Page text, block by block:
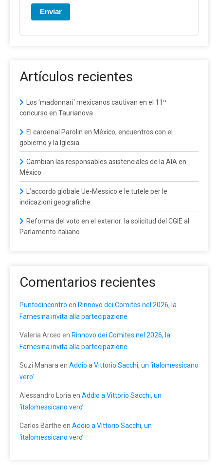
Enviar
Artículos recientes
Los 'madonnari' mexicanos cautivan en el 11º
concurso en Taurianova
El cardenal Parolin en México, encuentros con el
gobierno y la Iglesia
Cambian las responsables asistenciales de la AIA en
México
L’accordo globale Ue-Messico e le tutele per le
indicazioni geografiche
Reforma del voto en el exterior: la solicitud del CGIE al
Parlamento italiano
Comentarios recientes
Puntodincontro en Rinnovo dei Comites nel 2026, la
Farnesina invita alla partecipazione
Valeria Arceo en Rinnovo dei Comites nel 2026, la
Farnesina invita alla partecipazione
Suzi Manara en Addio a Vittorio Sacchi, un ‘italomessicano
vero’
Alessandro Loria en Addio a Vittorio Sacchi, un
‘italomessicano vero’
Carlos Barthe en Addio a Vittorio Sacchi, un
‘italomessicano vero’